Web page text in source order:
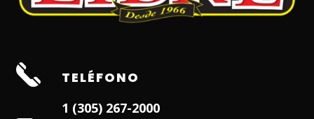
TELÉFONO
1 (305) 267-2000